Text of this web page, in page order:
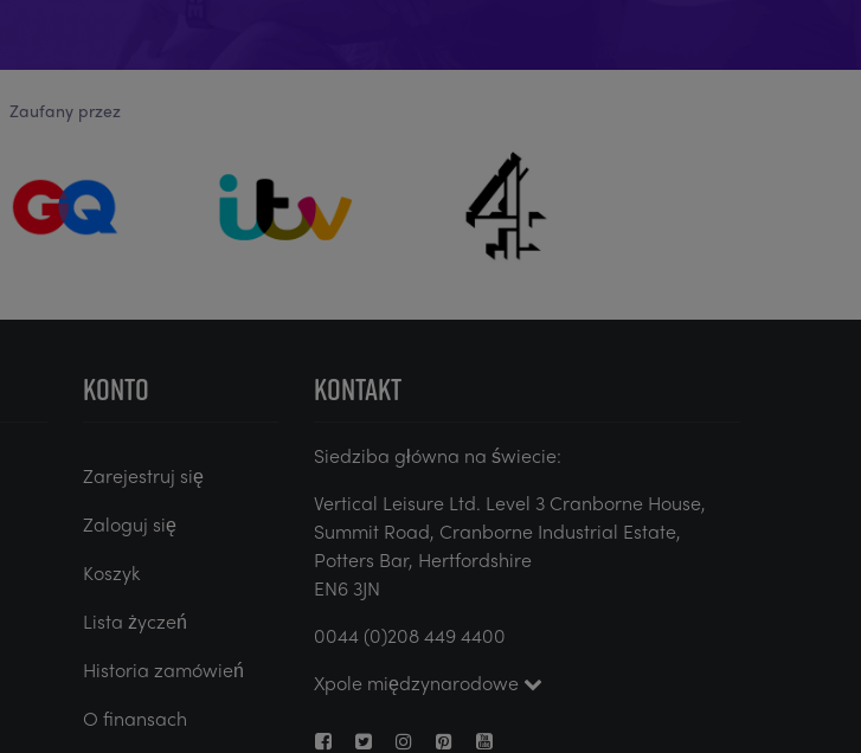
Zaufany przez
KONTO
Zarejestruj się
Zaloguj się
Koszyk
Lista życzeń
Historia zamówień
O finansach
KONTAKT
Siedziba główna na świecie:
Vertical Leisure Ltd. Level 3 Cranborne House,
Summit Road, Cranborne Industrial Estate,
Potters Bar, Hertfordshire
EN6 3JN
0044 (0)208 449 4400
Xpole międzynarodowe